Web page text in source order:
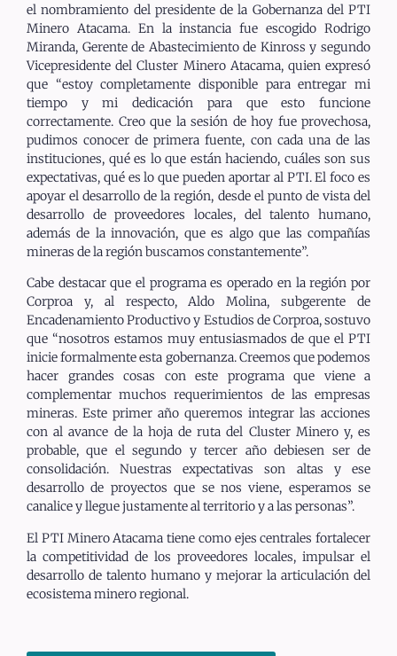
el nombramiento del presidente de la Gobernanza del PTI
Minero Atacama. En la instancia fue escogido Rodrigo
Miranda, Gerente de Abastecimiento de Kinross y segundo
Vicepresidente del Cluster Minero Atacama, quien expresó
que “estoy completamente disponible para entregar mi
tiempo y mi dedicación para que esto funcione
correctamente. Creo que la sesión de hoy fue provechosa,
pudimos conocer de primera fuente, con cada una de las
instituciones, qué es lo que están haciendo, cuáles son sus
expectativas, qué es lo que pueden aportar al PTI. El foco es
apoyar el desarrollo de la región, desde el punto de vista del
desarrollo de proveedores locales, del talento humano,
además de la innovación, que es algo que las compañías
mineras de la región buscamos constantemente”.
Cabe destacar que el programa es operado en la región por
Corproa y, al respecto, Aldo Molina, subgerente de
Encadenamiento Productivo y Estudios de Corproa, sostuvo
que “nosotros estamos muy entusiasmados de que el PTI
inicie formalmente esta gobernanza. Creemos que podemos
hacer grandes cosas con este programa que viene a
complementar muchos requerimientos de las empresas
mineras. Este primer año queremos integrar las acciones
con al avance de la hoja de ruta del Cluster Minero y, es
probable, que el segundo y tercer año debiesen ser de
consolidación. Nuestras expectativas son altas y ese
desarrollo de proyectos que se nos viene, esperamos se
canalice y llegue justamente al territorio y a las personas”.
El PTI Minero Atacama tiene como ejes centrales fortalecer
la competitividad de los proveedores locales, impulsar el
desarrollo de talento humano y mejorar la articulación del
ecosistema minero regional.